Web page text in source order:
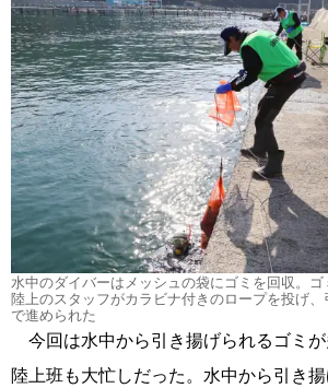
水中のダイバーはメッシュの袋にゴミを回収。
陸上のスタッフがカラビナ付きのロープを投げ
で進められた
今回は水中から引き揚げられるゴミ
陸上班も大忙しだった。水中から引き